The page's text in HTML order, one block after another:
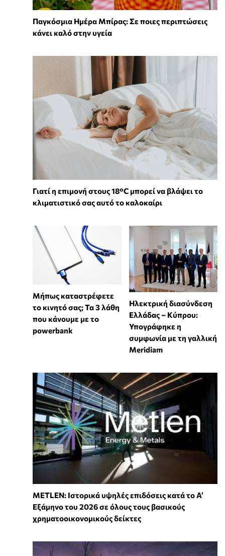
Παγκόσμια Ημέρα Μπίρας: Σε ποιες περιπτώσεις
κάνει καλό στην υγεία
Γιατί η επιμονή στους 18°C μπορεί να βλάψει το
κλιματιστικό σας αυτό το καλοκαίρι
Μήπως καταστρέφετε
το κινητό σας; Τα 3 λάθη
που κάνουμε με το
powerbank
Ηλεκτρική διασύνδεση
Ελλάδας – Κύπρου:
Υπογράφηκε η
συμφωνία με τη γαλλική
Meridiam
METLEN: Ιστορικά υψηλές επιδόσεις κατά το Α’
Εξάμηνο του 2026 σε όλους τους βασικούς
χρηματοοικονομικούς δείκτες